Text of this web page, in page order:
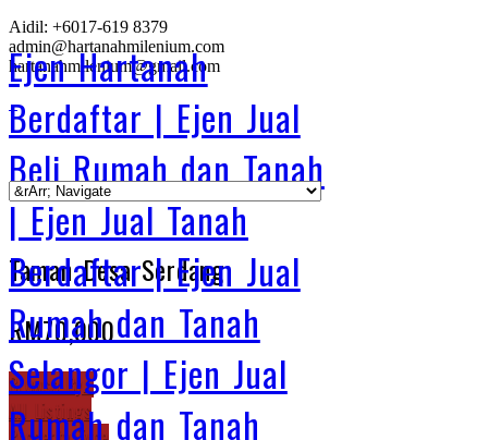
Ejen Hartanah
Berdaftar | Ejen Jual
Beli Rumah dan Tanah
| Ejen Jual Tanah
Berdaftar | Ejen Jual
Rumah dan Tanah
Selangor | Ejen Jual
Rumah dan Tanah
Aidil: +6017-619 8379
admin@hartanahmilenium.com
hartanahmilenium@gmail.com
Taman Desa Serdang
RM70,000
Browse By...
All Listings